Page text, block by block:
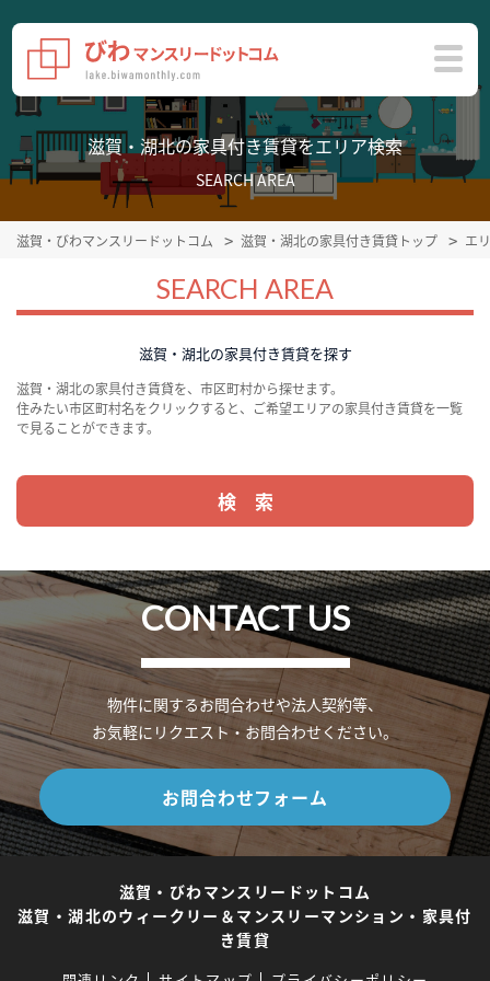
滋賀・湖北の家具付き賃貸をエリア検索
SEARCH AREA
滋賀・びわマンスリードットコム 滋賀・湖北の家具付き賃貸トップ エ
SEARCH AREA
滋賀・湖北の家具付き賃貸を探す
滋賀・湖北の家具付き賃貸を、市区町村から探せます。
住みたい市区町村名をクリックすると、ご希望エリアの家具付き賃貸を一覧
で見ることができます。
CONTACT US
物件に関するお問合わせや法人契約等、
お気軽にリクエスト・お問合わせください。
お問合わせフォーム
滋賀・びわマンスリードットコム
滋賀・湖北のウィークリー＆マンスリーマンション・家具付
き賃貸